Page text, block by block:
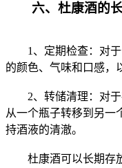
六、杜康酒的长
1、定期检查：对于
的颜色、气味和口感，
2、转储清理：对于
从一个瓶子转移到另一
持酒液的清澈。
杜康酒可以长期存放